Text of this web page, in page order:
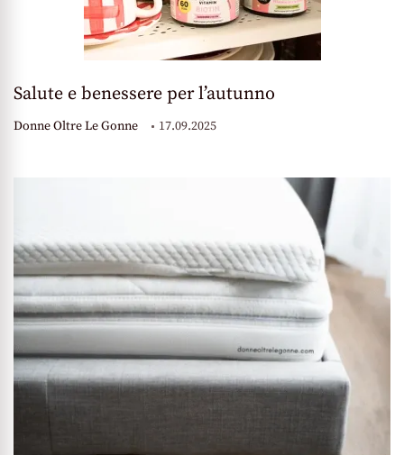
Salute e benessere per l’autunno
Donne Oltre Le Gonne 17.09.2025